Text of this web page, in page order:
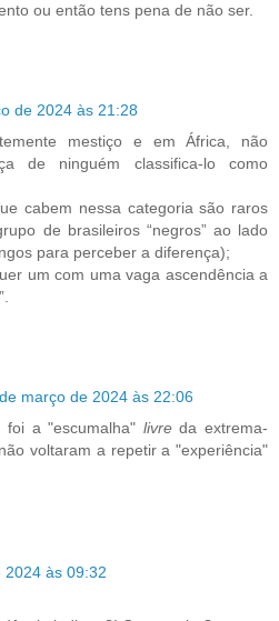
ou então tens pena de não ser.
de 2024 às 21:28
mestiço e em África, não
de ninguém classifica-lo como
cabem nessa categoria são raros
de brasileiros “negros” ao lado
para perceber a diferença);
um com uma vaga ascendência a
março de 2024 às 22:06
foi a "escumalha" livreda extrema-
voltaram a repetir a "experiência"
2024 às 09:32